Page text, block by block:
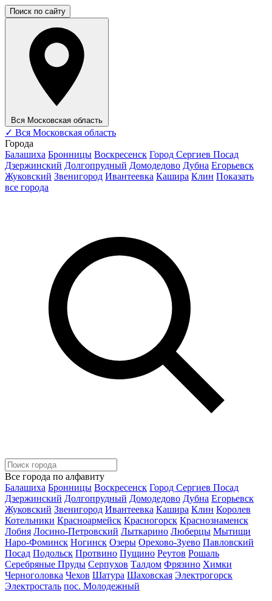
Поиск по сайту
Вся Московская область
✓ Вся Московская область
Города
Балашиха Бронницы Воскресенск Город Сергиев Посад
Дзержинский Долгопрудный Домодедово Дубна Егорьевск
Жуковский Звенигород Ивантеевка Кашира Клин Показать
все города
Все города по алфавиту
Балашиха Бронницы Воскресенск Город Сергиев Посад
Дзержинский Долгопрудный Домодедово Дубна Егорьевск
Жуковский Звенигород Ивантеевка Кашира Клин Королев
Котельники Красноармейск Красногорск Краснознаменск
Лобня Лосино-Петровский Лыткарино Люберцы Мытищи
Наро-Фоминск Ногинск Озеры Орехово-Зуево Павловский
Посад Подольск Протвино Пущино Реутов Рошаль
Серебряные Пруды Серпухов Талдом Фрязино Химки
Черноголовка Чехов Шатура Шаховская Электрогорск
Электросталь пос. Молодежный